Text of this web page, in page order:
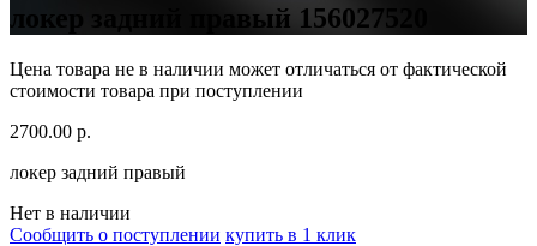
локер задний правый 156027520
Цена товара не в наличии может отличаться от фактической
стоимости товара при поступлении
2700.00 р.
локер задний правый
Нет в наличии
Сообщить о поступлении купить в 1 клик